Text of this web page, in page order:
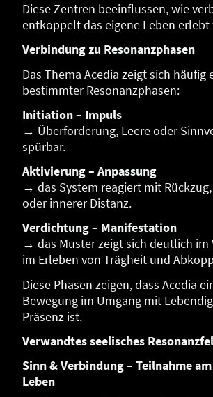
Diese Zentren beeinflussen, wie
entkoppelt das eigene Leben erlebt
Verbindung zu Resonanzphasen
Das Thema Acedia zeigt sich häufig
bestimmter Resonanzphasen:
Initiation – Impuls
→ Überforderung, Leere oder
spürbar.
Aktivierung – Anpassung
→ das System reagiert mit
oder innerer Distanz.
Verdichtung – Manifestation
→ das Muster zeigt sich deutlich im
im Erleben von Trägheit und
Diese Phasen zeigen, dass Acedia
Bewegung im Umgang mit
Präsenz ist.
Verwandtes seelisches
Sinn & Verbindung – Teilnahme
Leben